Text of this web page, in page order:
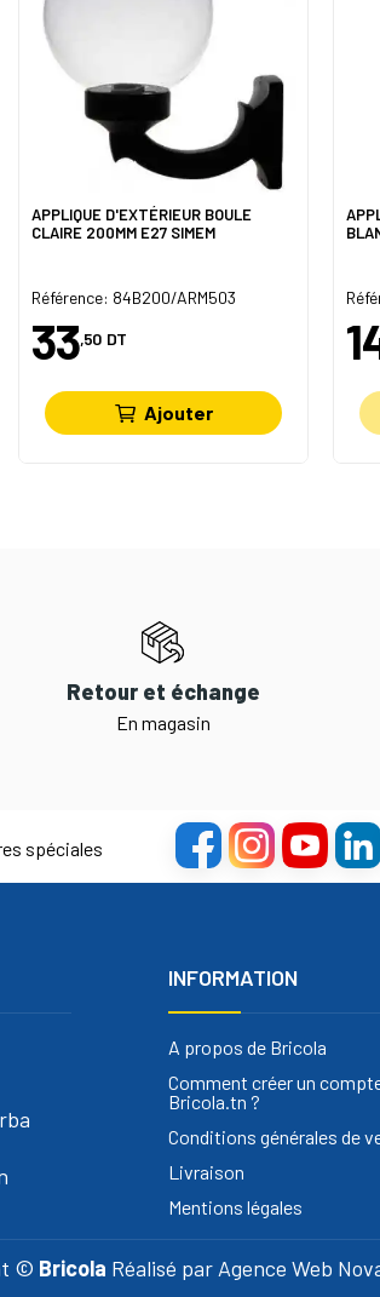
APPLIQUE D'EXTÉRIEUR BOULE
CLAIRE 200MM E27 SIMEM
Référence: 84B200/ARM503
33,50 DT
Ajouter
Retour et échange
En magasin
spéciales
INFORMATION
A propos de Bricola
Comment créer un
Bricola.tn ?
Conditions générales de
Livraison
Mentions légales
© Bricola Réalisé par Agence Web